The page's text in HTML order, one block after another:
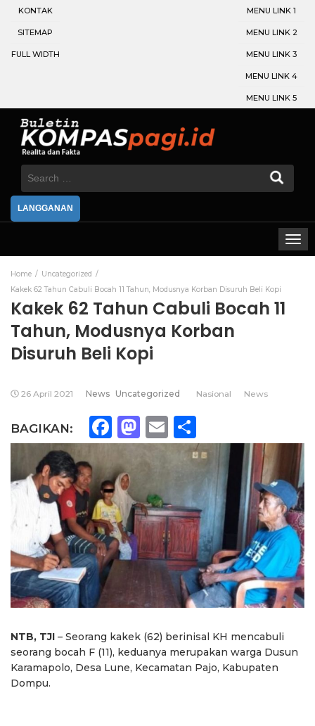
KONTAK
SITEMAP
FULL WIDTH
MENU LINK 1
MENU LINK 2
MENU LINK 3
MENU LINK 4
MENU LINK 5
Search
LANGGANAN
Home
Uncategorized
Kakek 62 Tahun Cabuli Bocah 11 Tahun, Modusnya Korban Disuruh Beli Kopi
Kakek 62 Tahun Cabuli Bocah 11
Tahun, Modusnya Korban
Disuruh Beli Kopi
26 April 2021 News Uncategorized Nasional News
BAGIKAN: Facebook
Mastodon
Email
NTB, TJI – Seorang kakek (62) berinisal KH mencabuli
seorang bocah F (11), keduanya merupakan warga Dusun
Karamapolo, Desa Lune, Kecamatan Pajo, Kabupaten
Dompu.